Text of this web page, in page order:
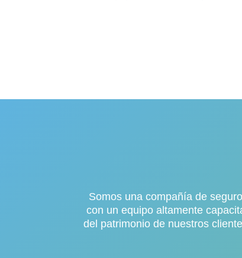
Somos una compañía de
con un equipo altamente
del patrimonio de nuestros